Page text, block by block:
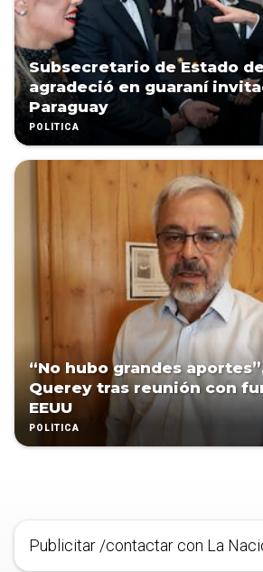
Subsecretario de Estado de
agradeció en guaraní
Paraguay
POLÍTICA
“No hubo grandes
Querey tras reunión con
EEUU
POLÍTICA
Publicitar /contactar con La